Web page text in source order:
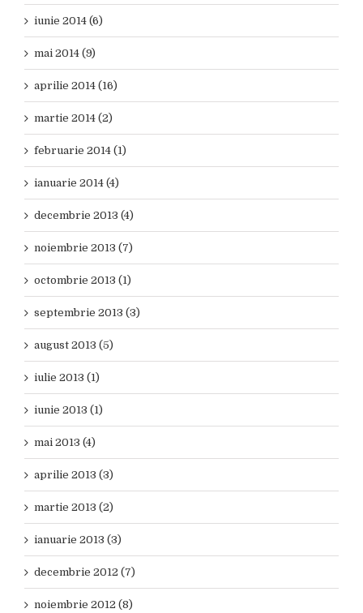
iunie 2014 (6)
mai 2014 (9)
aprilie 2014 (16)
martie 2014 (2)
februarie 2014 (1)
ianuarie 2014 (4)
decembrie 2013 (4)
noiembrie 2013 (7)
octombrie 2013 (1)
septembrie 2013 (3)
august 2013 (5)
iulie 2013 (1)
iunie 2013 (1)
mai 2013 (4)
aprilie 2013 (3)
martie 2013 (2)
ianuarie 2013 (3)
decembrie 2012 (7)
noiembrie 2012 (8)